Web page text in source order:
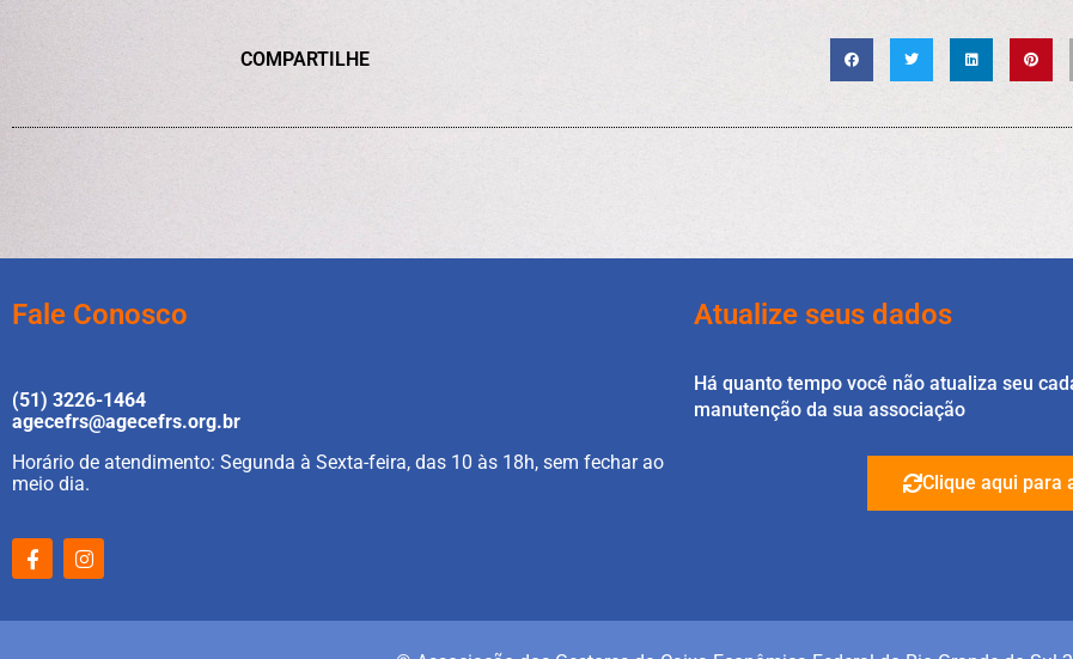
COMPARTILHE
Fale Conosco
(51) 3226-1464
agecefrs@agecefrs.org.br
Horário de atendimento: Segunda à Sexta-feira, das 10 às 18h, sem fechar ao
meio dia.
Atualize seus dados
Há quanto tempo você não atualiza seu
manutenção da sua associação
Clique aqui para